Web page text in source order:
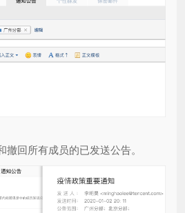
撤回所有成员的已发送公告。